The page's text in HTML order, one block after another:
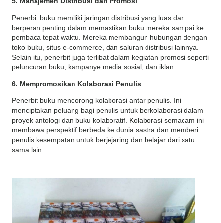
Penerbit buku memiliki jaringan distribusi yang luas dan
berperan penting dalam memastikan buku mereka sampai ke
pembaca tepat waktu. Mereka membangun hubungan dengan
toko buku, situs e-commerce, dan saluran distribusi lainnya.
Selain itu, penerbit juga terlibat dalam kegiatan promosi seperti
peluncuran buku, kampanye media sosial, dan iklan.
6. Mempromosikan Kolaborasi Penulis
Penerbit buku mendorong kolaborasi antar penulis. Ini
menciptakan peluang bagi penulis untuk berkolaborasi dalam
proyek antologi dan buku kolaboratif. Kolaborasi semacam ini
membawa perspektif berbeda ke dunia sastra dan memberi
penulis kesempatan untuk berjejaring dan belajar dari satu
sama lain.